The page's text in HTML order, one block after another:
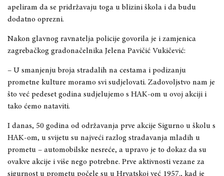
apeliram da se pridržavaju toga u blizini škola i da budu
dodatno oprezni.
Nakon glavnog ravnatelja policije govorila je i zamjenica
zagrebačkog gradonačelnika Jelena Pavičić Vukičević:
– U smanjenju broja stradalih na cestama i podizanju
prometne kulture moramo svi sudjelovati. Zadovoljstvo nam je
što već pedeset godina sudjelujemo s HAK-om u ovoj akciji i
tako ćemo nataviti.
I danas, 50 godina od održavanja prve akcije Sigurno u školu s
HAK-om, u svijetu su najveći razlog stradavanja mladih u
prometu – automobilske nesreće, a upravo je to dokaz da su
ovakve akcije i više nego potrebne. Prve aktivnosti vezane za
sigurnost u prometu počele su u Hrvatskoj već 1957., kad je